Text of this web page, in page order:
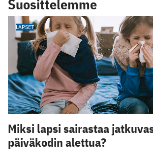
Suosittelemme
LAPSET
Miksi lapsi sairastaa
päiväkodin alettua?